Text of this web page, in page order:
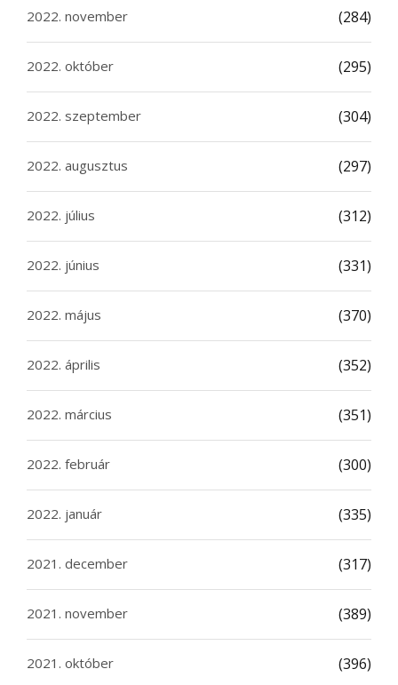
2022. november (284)
2022. október (295)
2022. szeptember (304)
2022. augusztus (297)
2022. július (312)
2022. június (331)
2022. május (370)
2022. április (352)
2022. március (351)
2022. február (300)
2022. január (335)
2021. december (317)
2021. november (389)
2021. október (396)